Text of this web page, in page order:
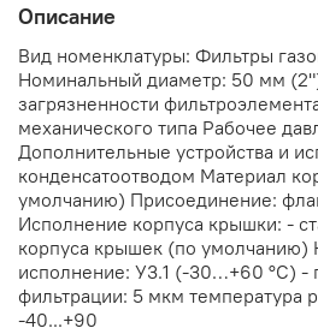
Описание
Вид номенклатуры: Фильтры
Номинальный диаметр: 50 мм
загрязненности
механического типа Рабочее
Дополнительные устройства и
конденсатоотводом Материал
умолчанию) Присоединение:
Исполнение корпуса крышки: -
корпуса крышек (по умолчанию)
исполнение: У3.1 (-30…+60 °С) -
фильтрации: 5 мкм температура
-40...+90